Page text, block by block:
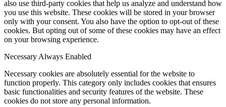
also use third-party cookies that help us analyze and understand how
you use this website. These cookies will be stored in your browser
only with your consent. You also have the option to opt-out of these
cookies. But opting out of some of these cookies may have an effect
on your browsing experience.
NecessaryAlways Enabled
Necessary cookies are absolutely essential for the website to
function properly. This category only includes cookies that ensures
basic functionalities and security features of the website. These
cookies do not store any personal information.